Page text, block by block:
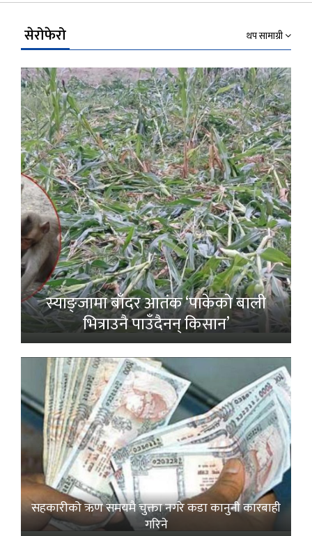
सेरोफेरो थप सामाग्री
स्याङ्जामा बाँदर आतंक ‘पाकेको बाली
भित्राउनै पाउँदैनन् किसान’
सहकारीको ऋण समयमै चुक्ता नगरे कडा कानुनी कारबाही
गरिने